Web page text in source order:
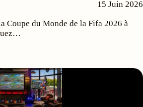
15 Juin 2026
Coupe du Monde de la Fifa 2026 à